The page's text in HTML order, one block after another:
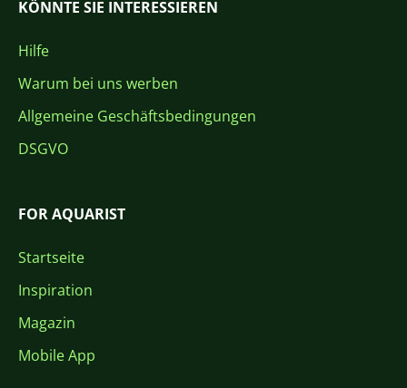
KÖNNTE SIE INTERESSIEREN
Hilfe
Warum bei uns werben
Allgemeine Geschäftsbedingungen
DSGVO
FOR AQUARIST
Startseite
Inspiration
Magazin
Mobile App